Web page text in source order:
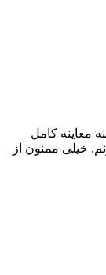
معاینه کامل
خیلی ممنون از